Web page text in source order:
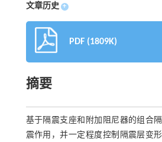
文章历史 +
PDF (1809K)
摘要
基于隔震支座和附加阻尼器的组合
震作用，并一定程度控制隔震层变